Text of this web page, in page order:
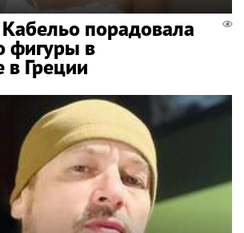
порадовала
фигуры в
в Греции